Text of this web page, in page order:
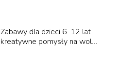
Zabawy dla dzieci 6-12 lat –
kreatywne pomysły na wolny